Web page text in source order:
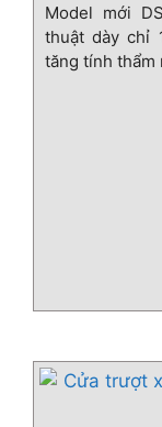
Model mới
thuật dày chỉ
tăng tính thẩm